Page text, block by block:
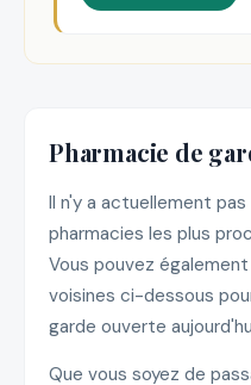
Pharmacie de
Il n'y a actuellement
pharmacies les plus
Vous pouvez
voisines ci-dessous
garde ouverte
Que vous soyez de